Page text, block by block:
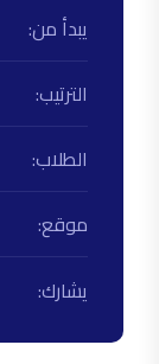
يبدأ من:
الترتيب:
الطلاب:
موقع:
يشارك: